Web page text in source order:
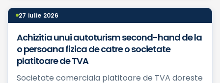
27 iulie 2026
Achizitia unui autoturism second-hand de la
o persoana fizica de catre o societate
platitoare de TVA
Societate comerciala platitoare de TVA doreste